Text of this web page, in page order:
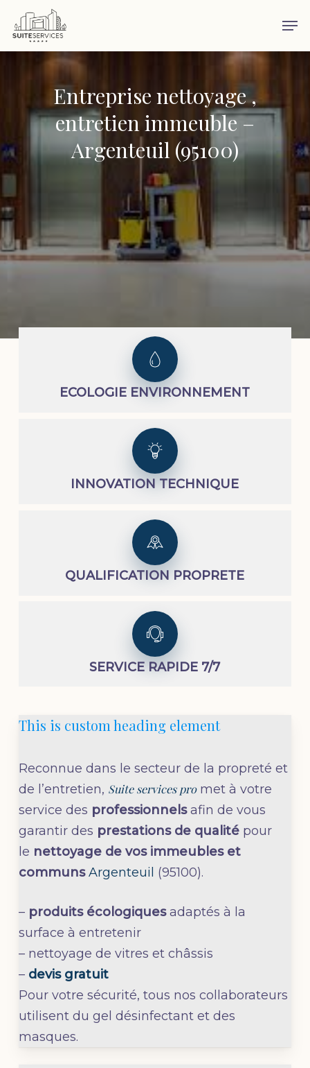
Skip
main
Entreprise nettoyage ,
entretien immeuble –
Argenteuil (95100)
ECOLOGIE ENVIRONNEMENT
INNOVATION TECHNIQUE
QUALIFICATION PROPRETE
SERVICE RAPIDE 7/7
This is custom heading element
Reconnue dans le secteur de la propreté et
de l’entretien, Suite services promet à votre
service des professionnelsafin de vous
garantir des prestations de qualitépour
le nettoyage de vos immeubles et
communs Argenteuil (95100).
– produits écologiquesadaptés à la
surface à entretenir
– nettoyage de vitres et châssis
– devis gratuit
Pour votre sécurité, tous nos collaborateurs
utilisent du gel désinfectant et des
masques.